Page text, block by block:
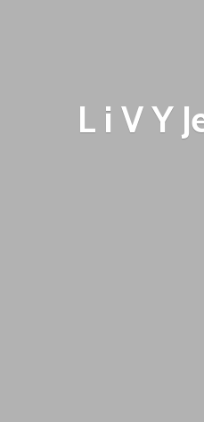
L i VY